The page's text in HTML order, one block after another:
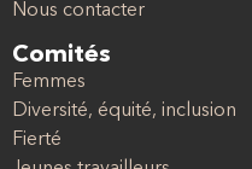
Nous contacter
Comités
Femmes
Diversité, équité, inclusion
Fierté